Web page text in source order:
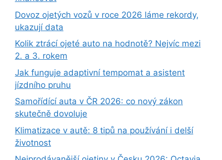
Dovoz ojetých vozů v roce 2026 láme rekordy,
ukazují data
Kolik ztrácí ojeté auto na hodnotě? Nejvíc mezi
2. a 3. rokem
Jak funguje adaptivní tempomat a asistent
jízdního pruhu
Samořídící auta v ČR 2026: co nový zákon
skutečně dovoluje
Klimatizace v autě: 8 tipů na používání i delší
životnost